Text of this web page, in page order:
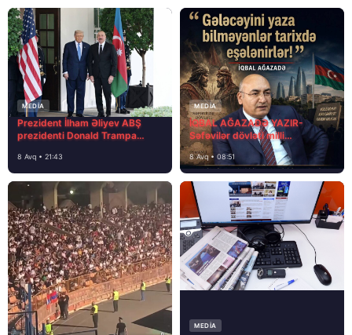
MEDİA
Prezident İlham Əliyev ABŞ
prezidenti Donald Trampa
8 Avq • 21:43
MEDİA
İQBAL AĞAZADƏ YAZIR-
Səfəvilər dövləti milli
dövlətdirmi?
8 Avq • 08:51
MEDİA